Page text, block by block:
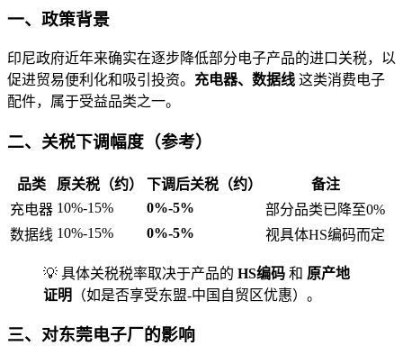
一、政策背景
印尼政府近年来确实在逐步降低部分电子产品的进口关税，以
促进贸易便利化和吸引投资。 充电器、数据线 这类消费电子
配件，属于受益品类之一。
二、关税下调幅度（参考）
品类 原关税（约） 下调后关税（约）
备注
充电器 10%-15% 0%-5%
部分品类已降至0%
数据线 10%-15% 0%-5% 视具体HS编码而定
💡 具体关税税率取决于产品的 HS编码 和 原产地
证明
（如是否享受东盟-中国自贸区优惠）。
三、对东莞电子厂的影响